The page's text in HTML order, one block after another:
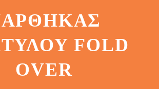
FOLD
OVER